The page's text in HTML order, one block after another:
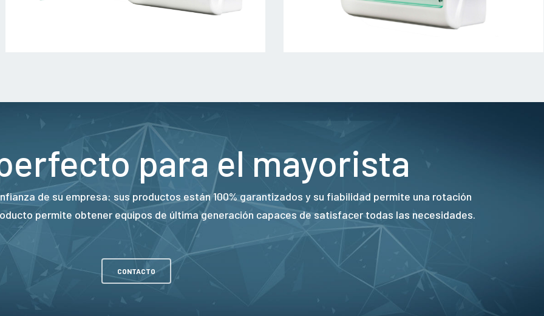
para el mayorista
de su empresa: sus productos están 100% garantizados y su fiabilidad permite una rotación
permite obtener equipos de última generación capaces de satisfacer todas las necesidades.
CONTACTO